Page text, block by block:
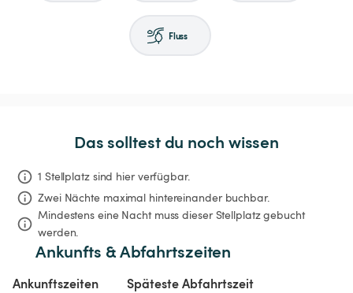
Fluss
Das solltest du noch wissen
1 Stellplatz sind hier verfügbar.
Zwei Nächte maximal hintereinander buchbar.
Mindestens eine Nacht muss dieser Stellplatz gebucht
werden.
Ankunfts & Abfahrtszeiten
Ankunftszeiten Späteste Abfahrtszeit